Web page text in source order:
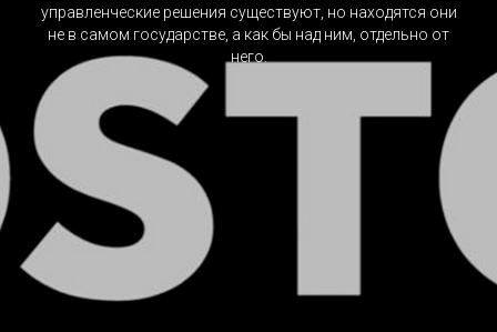
управленческие решения существуют, но находятся они
не в самом государстве, а как бы над ним, отдельно от
него.